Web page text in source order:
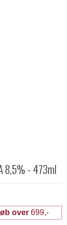
8,5% - 473ml
over 699,-